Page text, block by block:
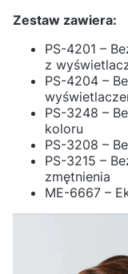
Zestaw zawiera:
PS-4201 –
z
PS-4204 –
PS-3248 –
koloru
PS-3208 –
PS-3215 –
zmętnienia
ME-6667 –